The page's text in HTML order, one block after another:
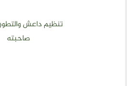
تنظيم داعش
صاحبته